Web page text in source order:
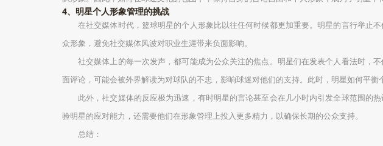
4、明星个人形象管理的挑战
在社交媒体时代，篮球明星的个人形象比以往任何时候都更加重要。明星的言行举止
众形象，避免社交媒体风波对职业生涯带来负面影响。
社交媒体上的每一次发声，都可能成为公众关注的焦点。明星们在发表个人看法时，
面评论，可能会被外界解读为对球队的不忠，影响球迷对他们的支持。此时，明星如何平衡
此外，社交媒体的反应极为迅速，有时明星的言论甚至会在几小时内引发全球范围的
验明星的应对能力，还需要他们在形象管理上投入更多精力，以确保长期的公众支持。
总结：